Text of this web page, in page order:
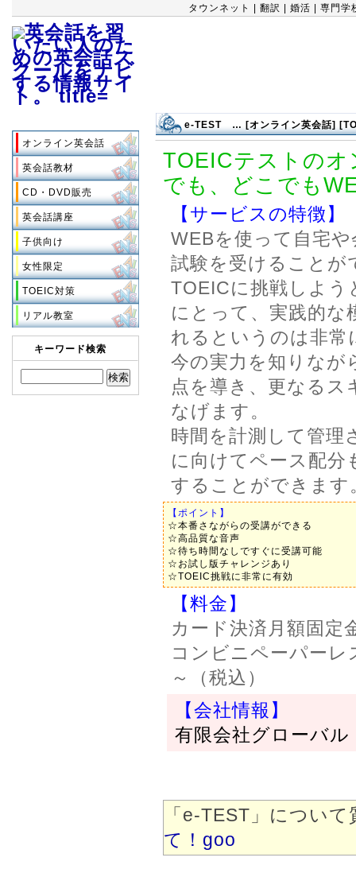
タウンネット 翻訳 婚活 専門学
オンライン英会話
英会話教材
CD・DVD販売
英会話講座
子供向け
女性限定
TOEIC対策
リアル教室
キーワード検索
e-TEST … [オンライン英会話]
TOEICテストのオ
でも、どこでも
【サービスの特徴】
WEBを使って自宅
試験を受けることが
TOEICに挑戦しよう
にとって、実践的な
れるというのは非常
今の実力を知りなが
点を導き、更なるス
なげます。
時間を計測して管理
に向けてペース配分
することができます
【ポイント】
☆本番さながらの受講ができる
☆高品質な音声
☆待ち時間なしですぐに受講可能
☆お試し版チャレンジあり
☆TOEIC挑戦に非常に有効
【料金】
カード決済月額固定
コンビニペーパーレ
～（税込）
【会社情報】
有限会社グローバ
「e-TEST」につい
て！goo